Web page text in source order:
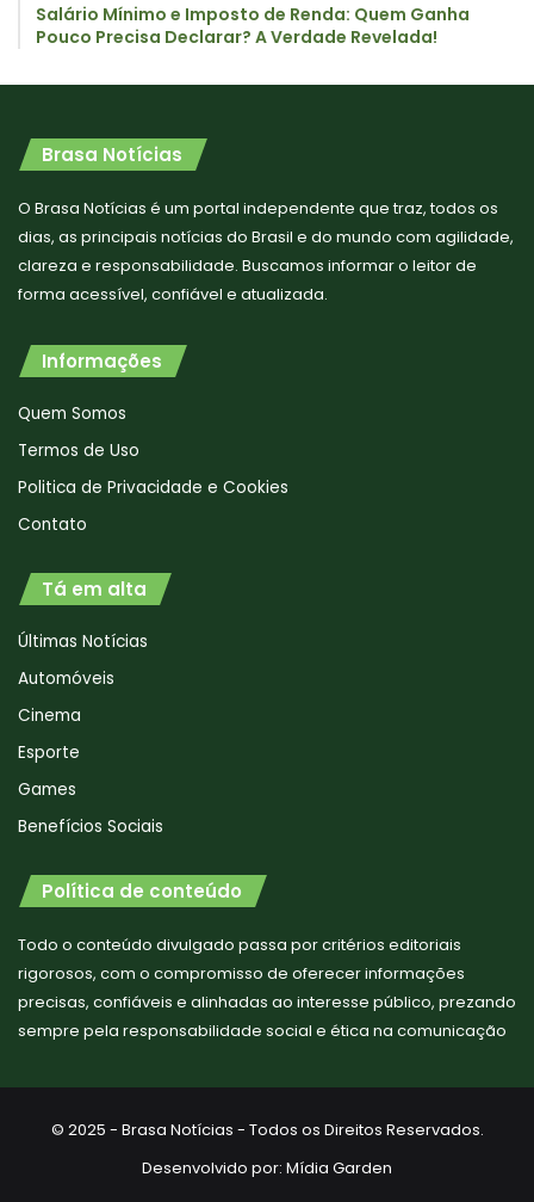
Salário Mínimo e Imposto de Renda: Quem Ganha
Pouco Precisa Declarar? A Verdade Revelada!
Brasa Notícias
O Brasa Notícias é um portal independente que traz, todos os
dias, as principais notícias do Brasil e do mundo com agilidade,
clareza e responsabilidade. Buscamos informar o leitor de
forma acessível, confiável e atualizada.
Informações
Quem Somos
Termos de Uso
Politica de Privacidade e Cookies
Contato
Tá em alta
Últimas Notícias
Automóveis
Cinema
Esporte
Games
Benefícios Sociais
Política de conteúdo
Todo o conteúdo divulgado passa por critérios editoriais
rigorosos, com o compromisso de oferecer informações
precisas, confiáveis e alinhadas ao interesse público, prezando
sempre pela responsabilidade social e ética na comunicação
© 2025 - Brasa Notícias - Todos os Direitos Reservados.
Desenvolvido por: Mídia Garden